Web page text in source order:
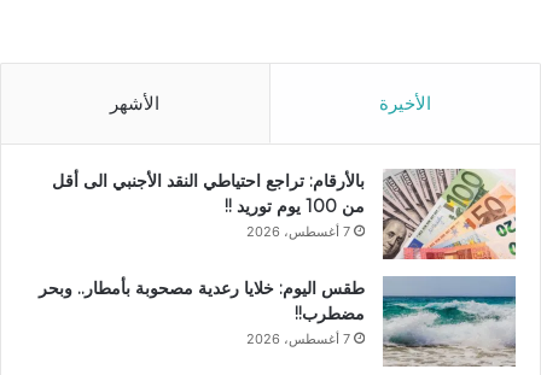
الأخيرة الأشهر
بالأرقام: تراجع احتياطي النقد الأجنبي الى أقل
من 100 يوم توريد !!
7 أغسطس، 2026
طقس اليوم: خلايا رعدية مصحوبة بأمطار.. وبحر
مضطرب!!
7 أغسطس، 2026